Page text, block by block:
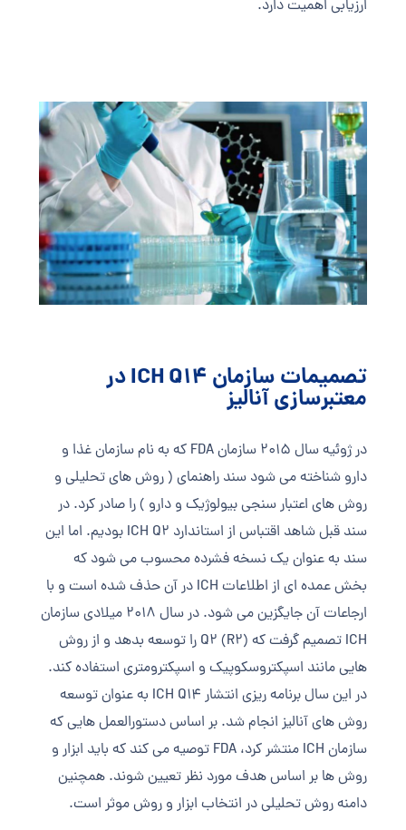
ارزیابی اهمیت دارد.
تصمیمات سازمان ICH Q14 در
معتبرسازی آنالیز
در ژوئیه سال 2015 سازمان FDA که به نام سازمان غذا و
دارو شناخته می شود سند راهنمای ( روش های تحلیلی و
روش های اعتبار سنجی بیولوژیک و دارو ) را صادر کرد. در
سند قبل شاهد اقتباس از استاندارد ICH Q2 بودیم. اما این
سند به عنوان یک نسخه فشرده محسوب می شود که
بخش عمده ای از اطلاعات ICH در آن حذف شده است و با
ارجاعات آن جایگزین می شود. در سال 2018 میلادی سازمان
ICH تصمیم گرفت که Q2 (R2) را توسعه بدهد و از روش
هایی مانند اسپکتروسکوپیک و اسپکترومتری استفاده کند.
در این سال برنامه ریزی انتشار ICH Q14 به عنوان توسعه
روش های آنالیز انجام شد. بر اساس دستورالعمل هایی که
سازمان ICH منتشر کرد، FDA توصیه می کند که باید ابزار و
روش ها بر اساس هدف مورد نظر تعیین شوند. همچنین
دامنه روش تحلیلی در انتخاب ابزار و روش موثر است.